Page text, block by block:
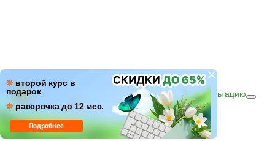
❋ второй курс в
подарок
❋ рассрочка до 12 мес.
Подробнее 8 800 500-30-45
ПН–ПТ: c 09:00 до 18:00
СБ–ВС: с 10:00 до 16:00 по (МСК)
Звонок по России бесплатный.
Получить консультацию